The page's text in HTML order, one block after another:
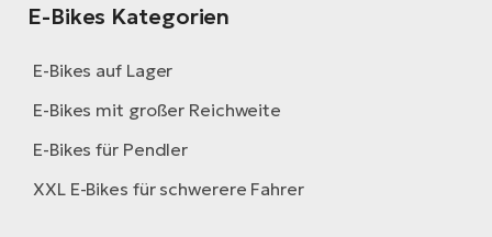
E-Bikes Kategorien
E-Bikes auf Lager
E-Bikes mit großer Reichweite
E-Bikes für Pendler
XXL E-Bikes für schwerere Fahrer